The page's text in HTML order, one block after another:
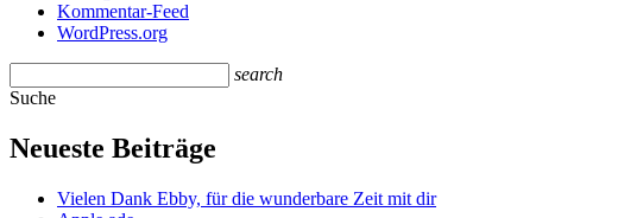
Kommentar-Feed
WordPress.org
search
Suche
Neueste Beiträge
Vielen Dank Ebby, für die wunderbare Zeit mit dir